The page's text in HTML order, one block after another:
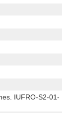
IUFRO-S2-01-